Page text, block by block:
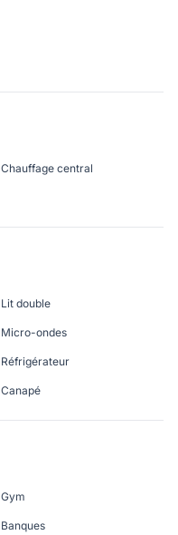
Chauffage central
Lit double
Micro-ondes
Réfrigérateur
Canapé
Gym
Banques